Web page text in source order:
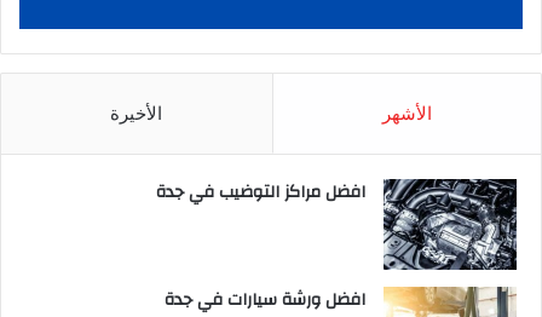
الأشهر الأخيرة
افضل مراكز التوضيب في جدة
افضل ورشة سيارات في جدة